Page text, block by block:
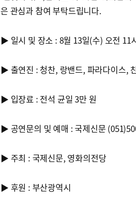
은 관심과 참여 부탁드립니다.
▶ 일시 및 장소 : 8월 13일(수) 오전 11
▶ 출연진 : 청찬, 랑밴드, 파라다이스,
▶ 입장료 : 전석 균일 3만 원
▶ 공연문의 및 예매 : 국제신문
▶ 주최 : 국제신문, 영화의전당
▶ 후원 : 부산광역시